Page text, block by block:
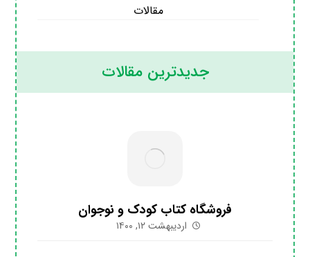
مقالات
جدیدترین مقالات
فروشگاه کتاب کودک و نوجوان
اردیبهشت ۱۲, ۱۴۰۰